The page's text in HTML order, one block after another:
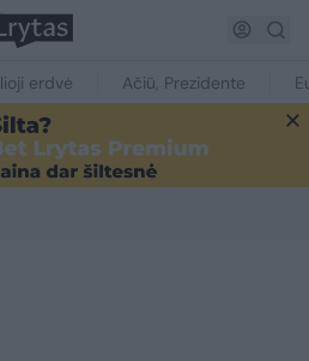
erdvė Ačiū, Prezidente